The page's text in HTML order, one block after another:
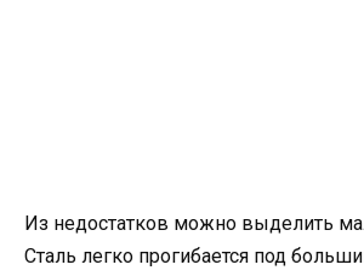
Из недостатков можно выделить
Сталь легко прогибается под